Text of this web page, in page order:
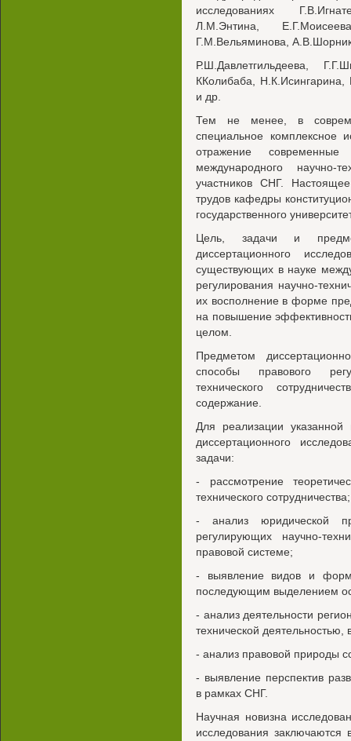
исследованиях
Л.М.Энтина,
Г.М.Вельяминова,
Р.Ш.Давлетгильдеева,
ККолибаба, Н.К.Исингарина,
и др.
Тем не менее, в
специальное комплексное
отражение современные
международного научно-
участников СНГ.
трудов кафедры
государственного
Цель, задачи и
диссертационного
существующих в науке
регулирования научно-
их восполнение в форме
на повышение
целом.
Предметом
способы правового
технического
содержание.
Для реализации
диссертационного
задачи:
- рассмотрение
технического сотрудничества;
- анализ юридической
регулирующих научно-
правовой системе;
- выявление видов и форм
последующим выделением
- анализ деятельности
технической
- анализ правовой природы
- выявление перспектив
в рамках СНГ.
Научная новизна
исследования